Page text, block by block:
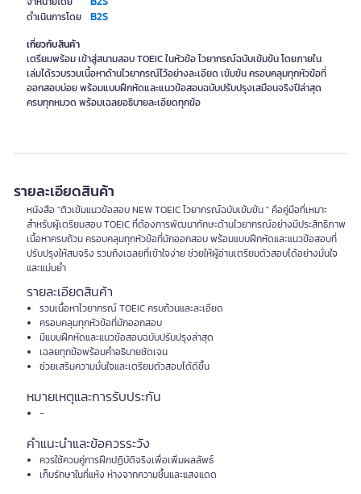
ดำเนินการโดย B2S
เกี่ยวกับสินค้า
เตรียมพร้อม เข้าสู่สนามสอบ TOEIC ในหัวข้อ ไวยากรณ์ฉบับเข้มข้น โดยภายใน
เล่มได้รวบรวมเนื้อหาด้านไวยากรณ์ไว้อย่างละเอียด เข้มข้น ครอบคลุมทุกหัวข้อที่
ออกสอบบ่อย พร้อมแบบฝึกหัดและแนวข้อสอบฉบับปรับปรุงเสมือนจริงปีล่าสุด
ครบทุกหมวด พร้อมเฉลยอธิบายละเอียดทุกข้อ
รายละเอียดสินค้า
หนังสือ "ติวเข้มแนวข้อสอบ NEW TOEIC ไวยากรณ์ฉบับเข้มข้น " คือคู่มือที่เหมาะ
สำหรับผู้เตรียมสอบ TOEIC ที่ต้องการพัฒนาทักษะด้านไวยากรณ์อย่างมีประสิทธิภาพ
เนื้อหาครบถ้วน ครอบคลุมทุกหัวข้อที่มักออกสอบ พร้อมแบบฝึกหัดและแนวข้อสอบที่
ปรับปรุงให้สมจริง รวมถึงเฉลยที่เข้าใจง่าย ช่วยให้ผู้อ่านเตรียมตัวสอบได้อย่างมั่นใจ
และแม่นยำ
รายละเอียดสินค้า
รวมเนื้อหาไวยากรณ์ TOEIC ครบถ้วนและละเอียด
ครอบคลุมทุกหัวข้อที่มักออกสอบ
มีแบบฝึกหัดและแนวข้อสอบฉบับปรับปรุงล่าสุด
เฉลยทุกข้อพร้อมคำอธิบายชัดเจน
ช่วยเสริมความมั่นใจและเตรียมตัวสอบได้ดีขึ้น
หมายเหตุและการรับประกัน
-
คำแนะนำและข้อควรระวัง
ควรใช้ควบคู่การฝึกปฏิบัติจริงเพื่อเพิ่มผลลัพธ์
เก็บรักษาในที่แห้ง ห่างจากความชื้นและแสงแดด